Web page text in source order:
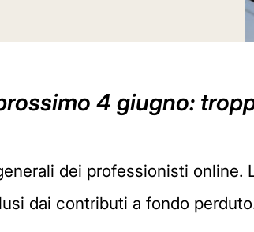
4 giugno:
dei professionisti online.
dai contributi a fondo